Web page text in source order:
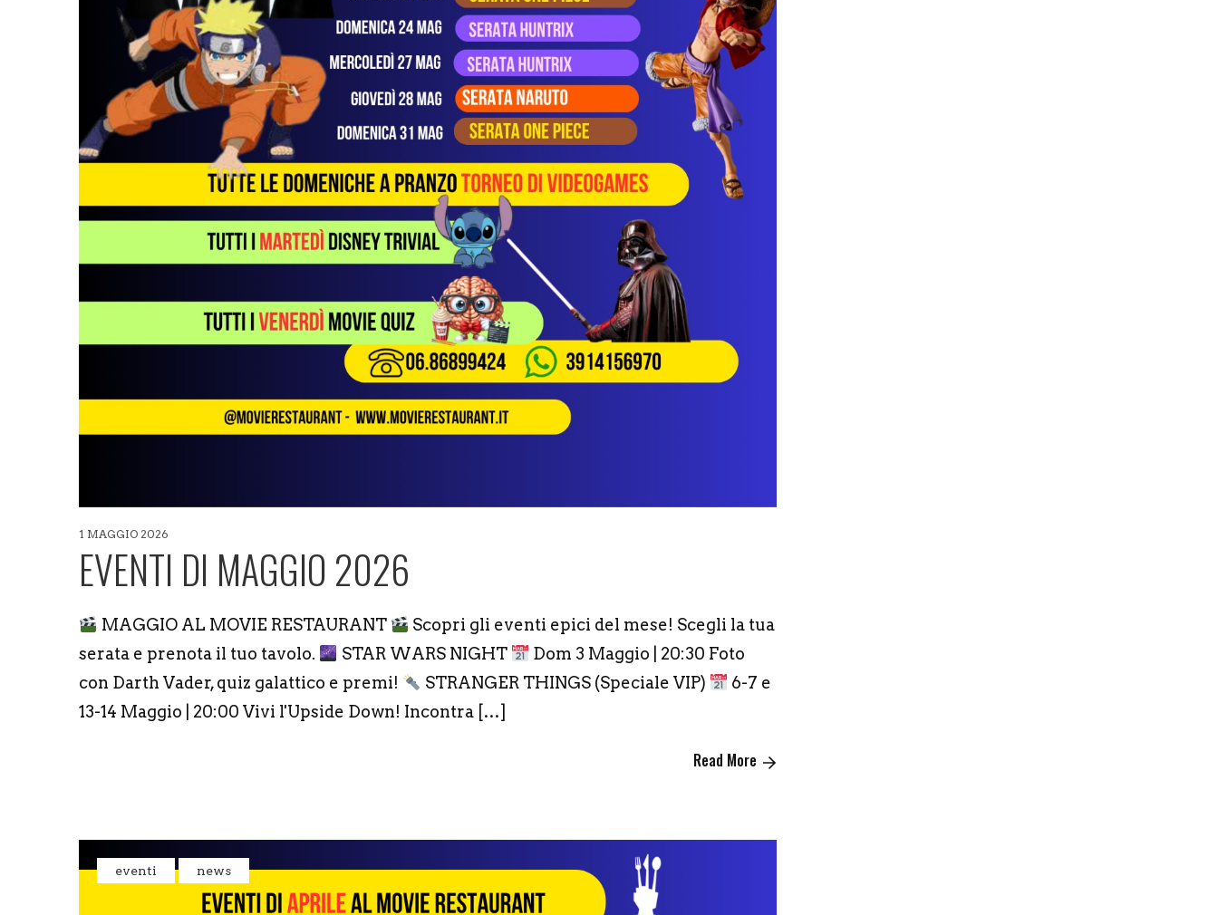
1 MAGGIO 2026
EVENTI DI MAGGIO 2026
MAGGIO AL MOVIE RESTAURANT
Scopri gli eventi epici del mese! Scegli la tua
serata e prenota il tuo tavolo.
STAR WARS NIGHT
Dom 3 Maggio | 20:30 Foto
con Darth Vader, quiz galattico e premi!
STRANGER THINGS (Speciale VIP)
6-7 e
13-14 Maggio | 20:00 Vivi l'Upside Down! Incontra […]
Read More
eventi news